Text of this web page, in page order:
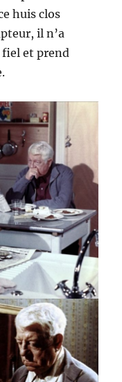
huis clos
il n’a
et prend